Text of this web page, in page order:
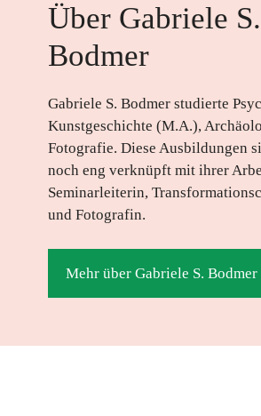
Über Gabriele S.
Bodmer
Gabriele S. Bodmer studierte
Kunstgeschichte (M.A.),
Fotografie. Diese Ausbildungen
noch eng verknüpft mit ihrer
Seminarleiterin,
und Fotografin.
Mehr über Gabriele S. Bodmer